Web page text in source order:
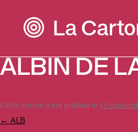
La
ALBIN DE
Cette entrée a été publiée le 19
Navigation
← ALB